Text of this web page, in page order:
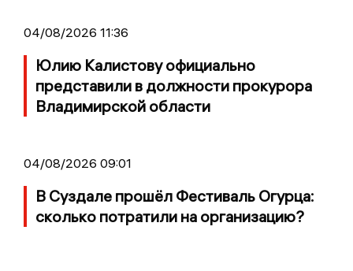
04/08/2026 11:36
Юлию Калистову официально
представили в должности прокурора
Владимирской области
04/08/2026 09:01
В Суздале прошёл Фестиваль Огурца:
сколько потратили на организацию?